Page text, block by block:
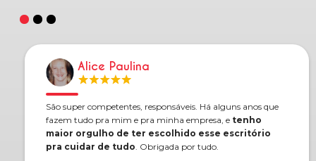
Alice Paulina
São super competentes, responsáveis. Há alguns anos que
fazem tudo pra mim e pra minha empresa, e tenho
maior orgulho de ter escolhido esse escritório
pra cuidar de tudo. Obrigada por tudo.